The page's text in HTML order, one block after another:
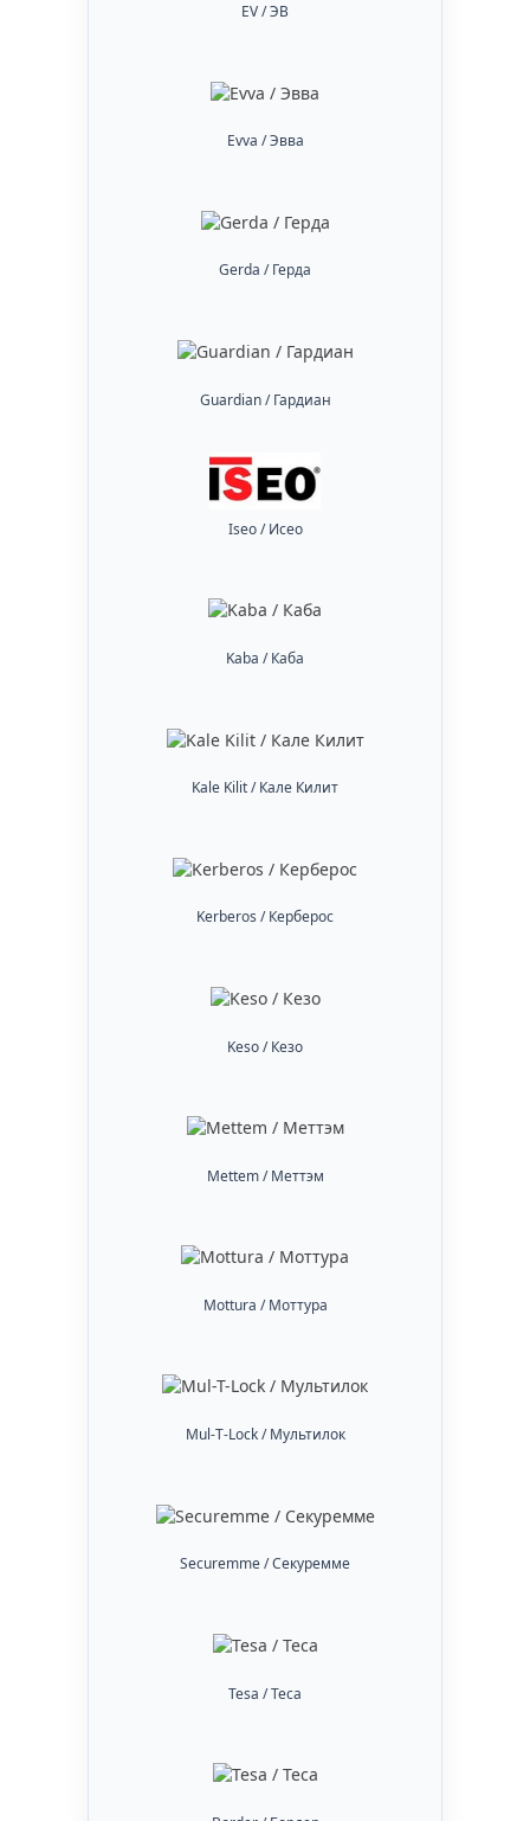
EV / ЭВ
Evva / Эвва
Gerda / Герда
Guardian / Гардиан
Iseo / Исео
Kaba / Каба
Kale Kilit / Кале Килит
Kerberos / Керберос
Keso / Кезо
Mettem / Меттэм
Mottura / Моттура
Mul-T-Lock / Мультилок
Securemme / Секуремме
Tesa / Теса